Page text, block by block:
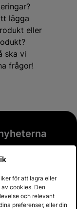
lägga
eller
ska vi
frågor!
och var först
deals!
för att lagra eller
av cookies. Den
och relevant
preferenser, eller din